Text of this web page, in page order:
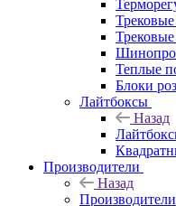
Трековые
Теплые
Блоки
Лайтбоксы
Назад
Производители
Назад
Производители